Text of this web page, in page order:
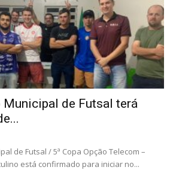
Municipal de Futsal terá
de Futsal / 5ª Copa Opção Telecom –
está confirmado para iniciar no...